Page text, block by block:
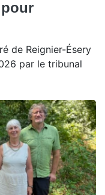
de Reignier-Ésery
par le tribunal